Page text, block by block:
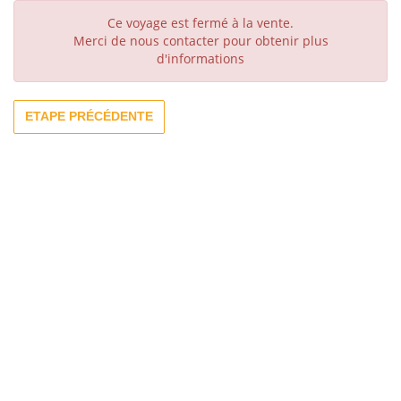
Ce voyage est fermé à la vente.
Merci de nous contacter pour obtenir plus
d'informations
ETAPE PRÉCÉDENTE